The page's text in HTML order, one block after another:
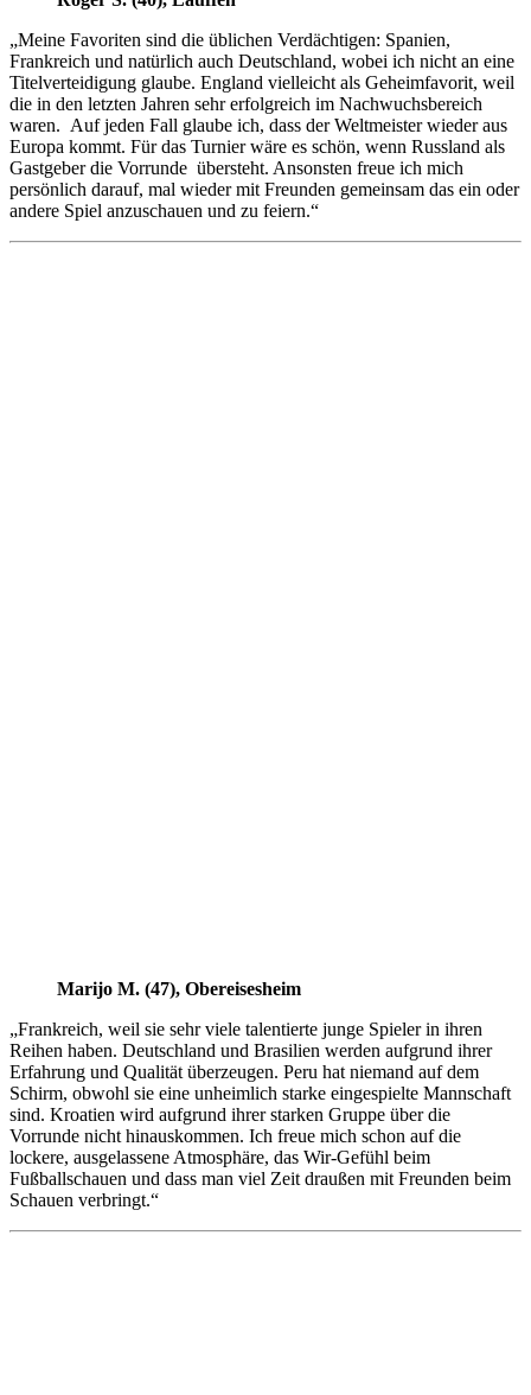
„Meine Favoriten sind die üblichen Verdächtigen: Spanien,
Frankreich und natürlich auch Deutschland, wobei ich nicht an eine
Titelverteidigung glaube. England vielleicht als Geheimfavorit, weil
die in den letzten Jahren sehr erfolgreich im Nachwuchsbereich
waren. Auf jeden Fall glaube ich, dass der Weltmeister wieder aus
Europa kommt. Für das Turnier wäre es schön, wenn Russland als
Gastgeber die Vorrunde übersteht. Ansonsten freue ich mich
persönlich darauf, mal wieder mit Freunden gemeinsam das ein oder
andere Spiel anzuschauen und zu feiern.“
Marijo M. (47), Obereisesheim
„Frankreich, weil sie sehr viele talentierte junge Spieler in ihren
Reihen haben. Deutschland und Brasilien werden aufgrund ihrer
Erfahrung und Qualität überzeugen. Peru hat niemand auf dem
Schirm, obwohl sie eine unheimlich starke eingespielte Mannschaft
sind. Kroatien wird aufgrund ihrer starken Gruppe über die
Vorrunde nicht hinauskommen. Ich freue mich schon auf die
lockere, ausgelassene Atmosphäre, das Wir-Gefühl beim
Fußballschauen und dass man viel Zeit draußen mit Freunden beim
Schauen verbringt.“